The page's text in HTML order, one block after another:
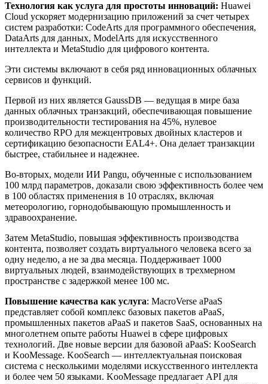
Технология как услуга для простоты инноваций: Huawei
Cloud ускоряет модернизацию приложений за счет четырех
систем разработки: CodeArts для программного обеспечения,
DataArts для данных, ModelArts для искусственного
интеллекта и MetaStudio для цифрового контента.
Эти системы включают в себя ряд инновационных облачных
сервисов и функций.
Первой из них является GaussDB — ведущая в мире база
данных облачных транзакций, обеспечивающая повышение
производительности тестирования на 45%, нулевое
количество RPO для межцентровых двойных кластеров и
сертификацию безопасности EAL4+. Она делает транзакции
быстрее, стабильнее и надежнее.
Во-вторых, модели ИИ Pangu, обученные с использованием
100 млрд параметров, доказали свою эффективность более чем
в 100 областях применения в 10 отраслях, включая
метеорологию, горнодобывающую промышленность и
здравоохранение.
Затем MetaStudio, повышая эффективность производства
контента, позволяет создать виртуального человека всего за
одну неделю, а не за два месяца. Поддерживает 1000
виртуальных людей, взаимодействующих в трехмерном
пространстве с задержкой менее 100 мс.
Повышение качества как услуга: MacroVerse aPaaS
представляет собой комплекс базовых пакетов aPaaS,
промышленных пакетов aPaaS и пакетов SaaS, основанных на
многолетнем опыте работы Huawei в сфере цифровых
технологий. Две новые версии для базовой aPaaS: KooSearch
и KooMessage. KooSearch — интеллектуальная поисковая
система с несколькими моделями искусственного интеллекта
и более чем 50 языками. KooMessage предлагает API для